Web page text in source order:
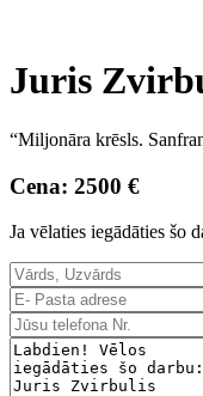
Juris
“Miljonāra krēsls.
Cena: 2500 €
Ja vēlaties iegādāties šo